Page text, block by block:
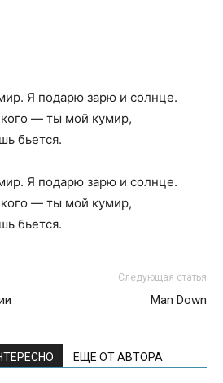
Я подарю зарю и солнце.
— ты мой кумир,
бьется.
Я подарю зарю и солнце.
— ты мой кумир,
бьется.
Следующая статья
Man Down
ЕЩЕ ОТ АВТОРА